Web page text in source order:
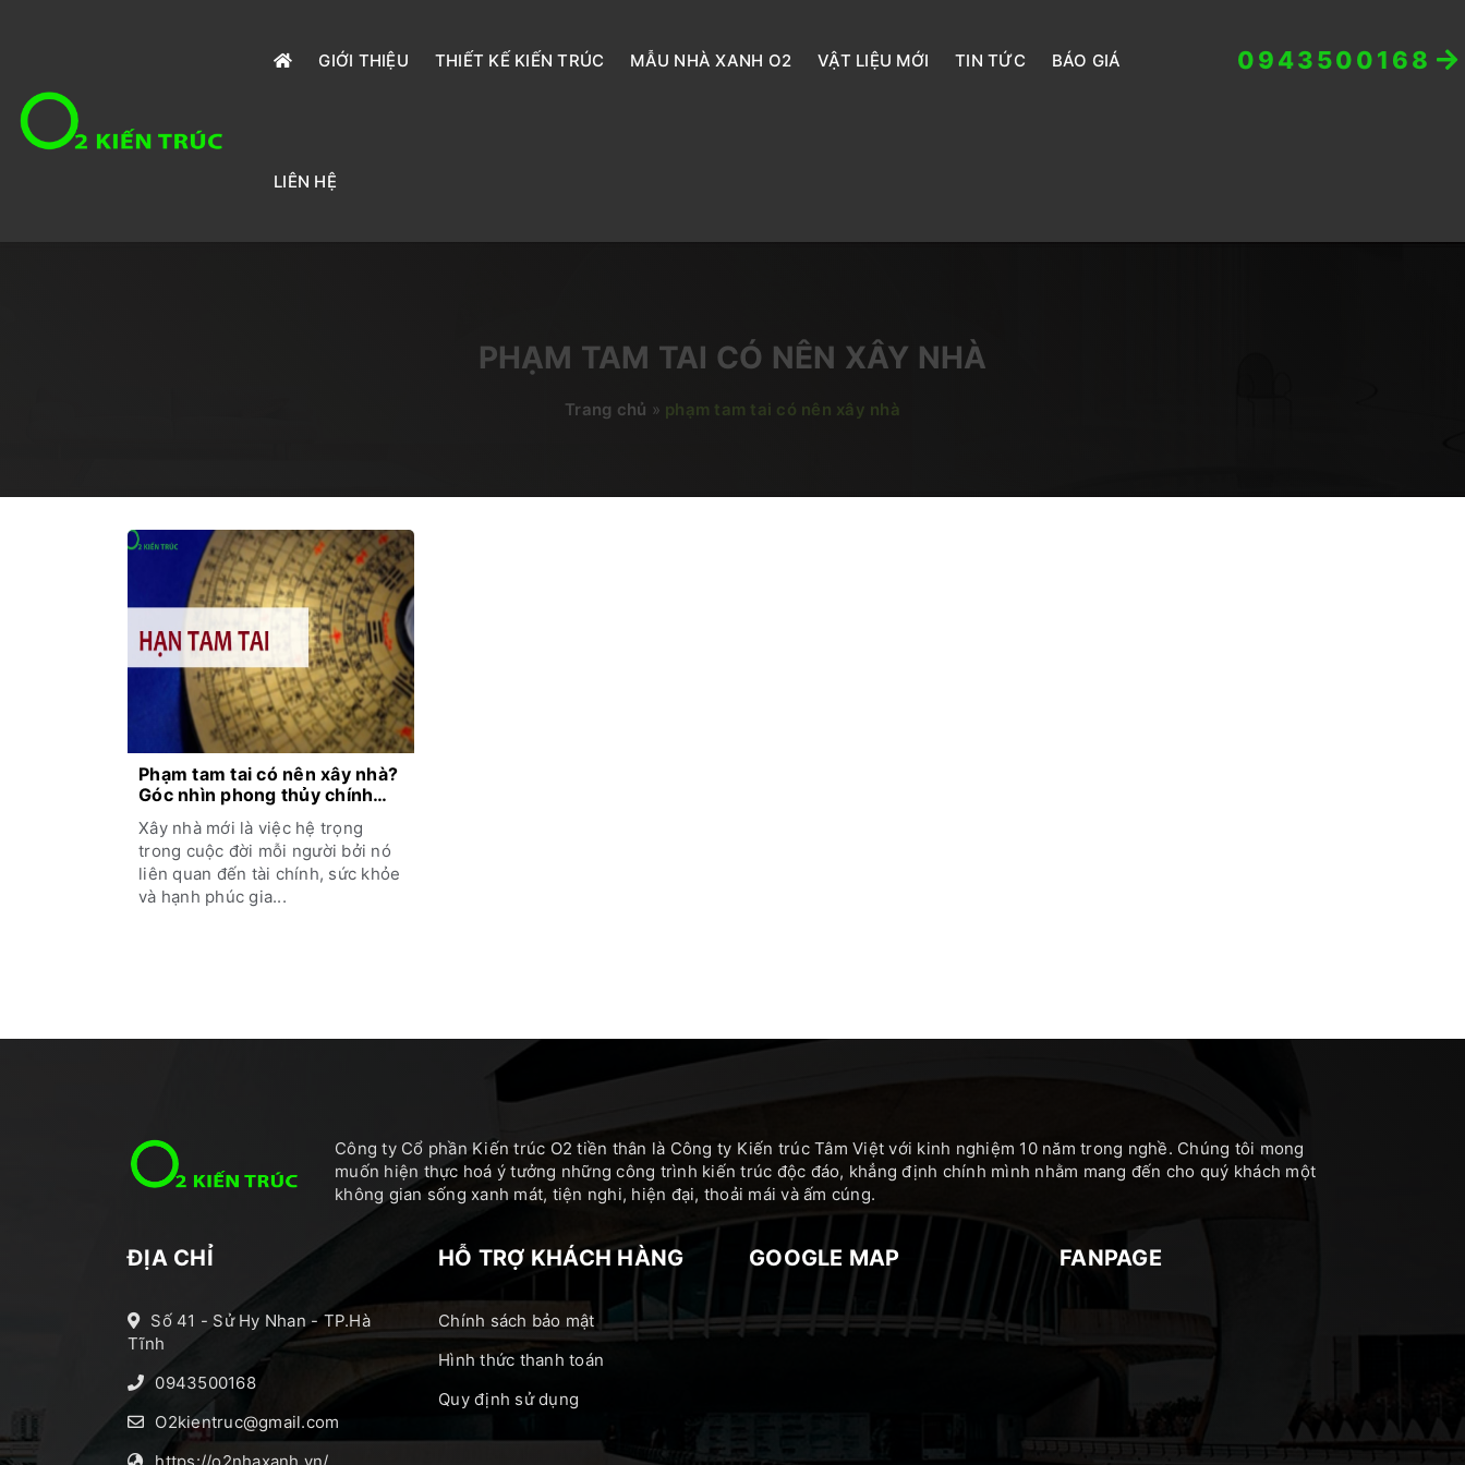
GIỚI THIỆU THIẾT KẾ KIẾN TRÚC MẪU NHÀ XANH O2 VẬT LIỆU MỚI TIN TỨC BÁO GIÁ
LIÊN HỆ
0943500168
PHẠM TAM TAI CÓ NÊN XÂY NHÀ
Trang chủ » phạm tam tai có nên xây nhà
Phạm tam tai có nên xây nhà?
Góc nhìn phong thủy chính
xác?
Xây nhà mới là việc hệ trọng
trong cuộc đời mỗi người bởi nó
liên quan đến tài chính, sức khỏe
và hạnh phúc gia...
Công ty Cổ phần Kiến trúc O2 tiền thân là Công ty Kiến trúc Tâm Việt với kinh nghiệm 10 năm trong nghề. Chúng tôi mong
muốn hiện thực hoá ý tưởng những công trình kiến trúc độc đáo, khẳng định chính mình nhằm mang đến cho quý khách một
không gian sống xanh mát, tiện nghi, hiện đại, thoải mái và ấm cúng.
ĐỊA CHỈ
Số 41 - Sử Hy Nhan - TP.Hà
Tĩnh
0943500168
O2kientruc@gmail.com
HỖ TRỢ KHÁCH HÀNG
Chính sách bảo mật
Hình thức thanh toán
Quy định sử dụng
GOOGLE MAP FANPAGE